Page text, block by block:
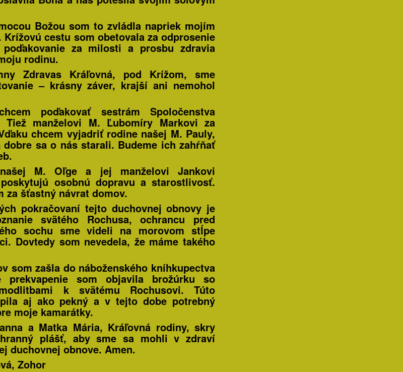
Božou som to zvládla napriek mojím
Krížovú cestu som obetovala za odprosenie
za milosti a prosbu zdravia
rodinu.
Zdravas Kráľovná, pod Krížom, sme
– krásny záver, krajší ani nemohol
poďakovať sestrám Spoločenstva
Tiež manželovi M. Ľubomíry Markovi za
chcem vyjadriť rodine našej M. Pauly,
sa o nás starali. Budeme ich zahŕňať
M. Oľge a jej manželovi Jankovi
osobnú dopravu a starostlivosť.
za šťastný návrat domov.
pokračovaní tejto duchovnej obnovy je
svätého Rochusa, ochrancu pred
sochu sme videli na morovom stĺpe
Dovtedy som nevedela, že máme takého
som zašla do náboženského kníhkupectva
som objavila brožúrku so
k svätému Rochusovi. Túto
aj ako pekný a v tejto dobe potrebný
moje kamarátky.
a Matka Mária, Kráľovná rodiny, skry
plášť, aby sme sa mohli v zdraví
duchovnej obnove. Amen.
Zohor